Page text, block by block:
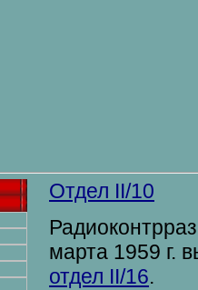
Отдел II/10
марта 1959 г.
отдел II/16.